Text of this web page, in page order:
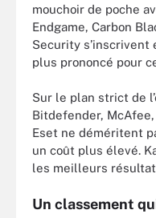
mouchoir de poche
Endgame, Carbon
Security
plus prononcé pour
Sur le plan strict de
Bitdefender,
Eset ne déméritent
un coût plus élevé.
les meilleurs
Un classement